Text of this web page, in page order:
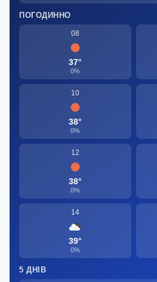
ПОГОДИННО
08
37°
0%
10
38°
0%
12
38°
0%
14
39°
0%
5 ДНІВ